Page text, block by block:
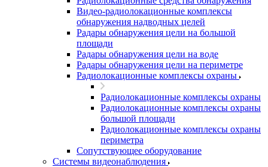
Видео-радиолокационные комплексы
обнаружения надводных целей
Радары обнаружения цели на большой
площади
Радары обнаружения цели на воде
Радары обнаружения цели на периметре
Радиолокационные комплексы охраны
Радиолокационные комплексы охраны
Радиолокационные комплексы охраны
большой площади
Радиолокационные комплексы охраны
периметра
Сопутствующее оборудование
Системы видеонаблюдения